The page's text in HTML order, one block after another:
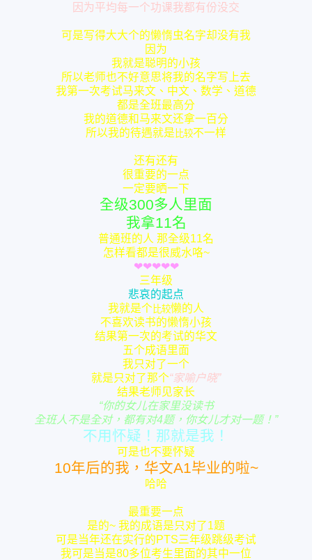
因为平均每一个功课我都有份没交
可是写得大大个的懒惰虫名字却没有我
因为
我就是聪明的小孩
所以老师也不好意思将我的名字写上去
我第一次考试马来文、中文、数学、道德
都是全班最高分
我的道德和马来文还拿一百分
所以我的待遇就是 比较不一样
还有还有
很重要的一点
一定要晒一下
全级300多人里面
我拿11名
普通班的人 那全级11名
怎样看都是很威水咯~
❤❤❤❤❤
三年级
悲哀的起点
我就是个 比较懒的人
不喜欢读书的懒惰小孩
结果第一次的考试的华文
五个成语里面
我只对了一个
就是只对了那个“家喻户晓”
结果老师见家长
“你的女儿在家里没读书
全班人不是全对，都有对4题，你女儿才对一题！”
不用怀疑！那就是我！
可是也不要怀疑
10年后的我，华文A1毕业的啦~
哈哈
最重要一点
是的~ 我的成语是只对了1题
可是当年还在实行的PTS三年级跳级考试
我可是当是80多位考生里面的其中一位